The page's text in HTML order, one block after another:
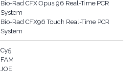
Bio-Rad CFX Opus 96 Real-Time PCR
System
Bio-Rad CFX96 Touch Real-Time PCR
System
Cy5
FAM
JOE